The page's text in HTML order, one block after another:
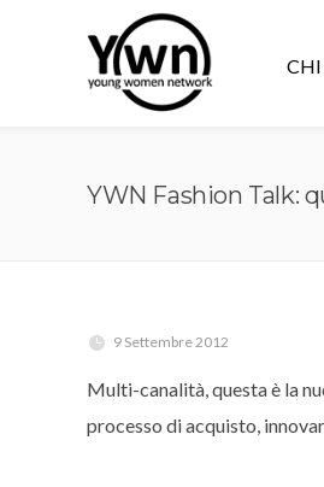
YWN Fashion Talk:
9 Settembre 2012
Multi-canalità, questa è la
processo di acquisto,